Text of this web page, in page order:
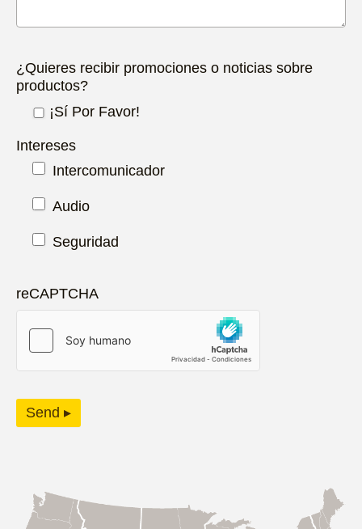
¿Quieres recibir promociones o noticias sobre
productos?
¡Sí Por Favor!
Intereses
Intercomunicador
Audio
Seguridad
reCAPTCHA
Send ▸